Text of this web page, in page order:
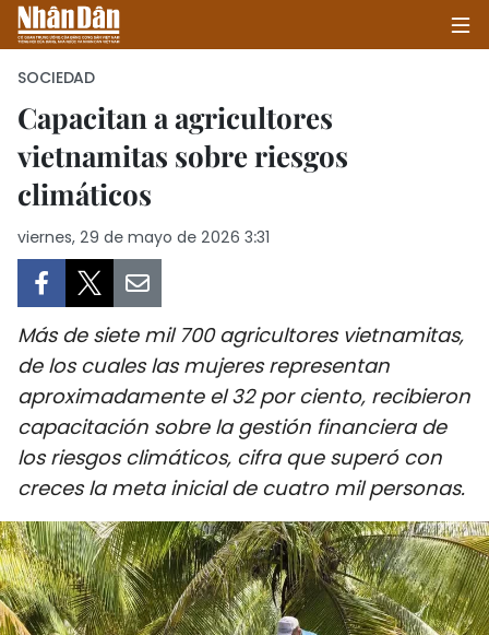
INICIO
SALUD - MEDIO AMBIENTE
CULTURA - ENTRETENIMIENTO
INTERNACIONAL
DEPORTES
VIAJES
PUENTE DE AMISTAD
SOCIEDAD
Capacitan a agricultores
vietnamitas sobre riesgos
climáticos
viernes, 29 de mayo de 2026 3:31
Más de siete mil 700 agricultores vietnamitas,
de los cuales las mujeres representan
aproximadamente el 32 por ciento, recibieron
capacitación sobre la gestión financiera de
los riesgos climáticos, cifra que superó con
creces la meta inicial de cuatro mil personas.